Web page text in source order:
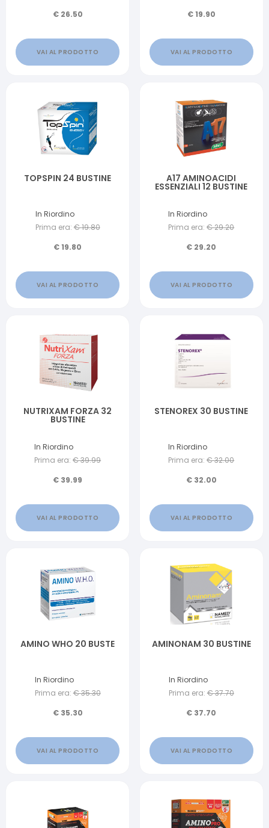
€ 26.50
VAI AL PRODOTTO
€19.90
VAI AL PRODOTTO
TOPSPIN 24 BUSTINE
In Riordino
Prima era: €19.80
€19.80
VAI AL PRODOTTO
A17 AMINOACIDI
ESSENZIALI 12 BUSTINE
In Riordino
Prima era: €29.20
€ 29.20
VAI AL PRODOTTO
NUTRIXAM FORZA 32
BUSTINE
In Riordino
Prima era: €39.99
€ 39.99
VAI AL PRODOTTO
STENOREX 30 BUSTINE
In Riordino
Prima era: €32.00
€ 32.00
VAI AL PRODOTTO
AMINO WHO 20 BUSTE
In Riordino
Prima era: €35.30
€ 35.30
VAI AL PRODOTTO
AMINONAM 30 BUSTINE
In Riordino
Prima era: €37.70
€ 37.70
VAI AL PRODOTTO